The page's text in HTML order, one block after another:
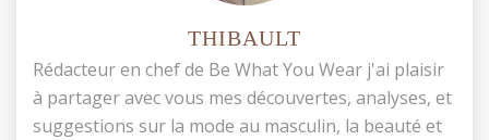
THIBAULT
Rédacteur en chef de Be What You Wear j'ai plaisir
à partager avec vous mes découvertes, analyses, et
suggestions sur la mode au masculin, la beauté et